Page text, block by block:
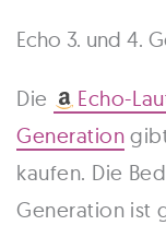
Echo 3. und 4.
Die Echo-
Generation
kaufen. Die
Generation ist